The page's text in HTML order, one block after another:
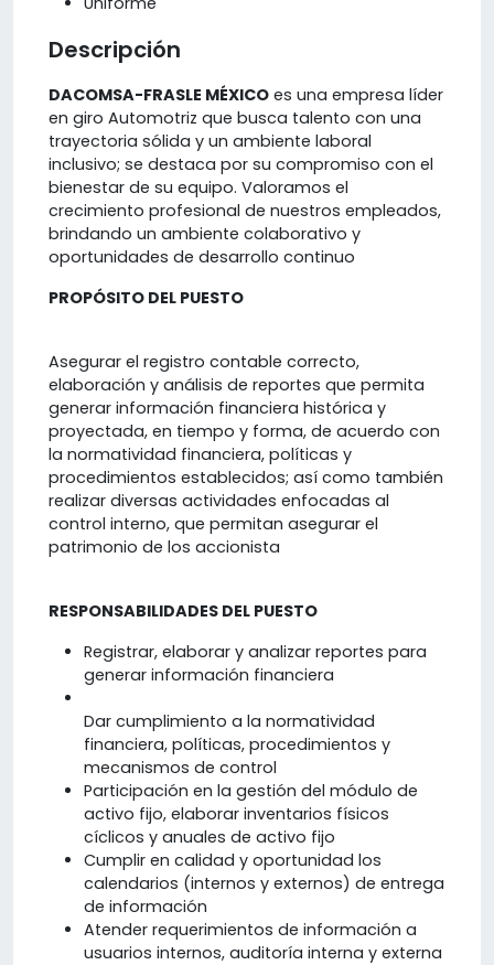
Descripción
DACOMSA-FRASLE MÉXICO es una empresa líder
en giro Automotriz que busca talento con una
trayectoria sólida y un ambiente laboral
inclusivo; se destaca por su compromiso con el
bienestar de su equipo. Valoramos el
crecimiento profesional de nuestros empleados,
brindando un ambiente colaborativo y
oportunidades de desarrollo continuo
PROPÓSITO DEL PUESTO
Asegurar el registro contable correcto,
elaboración y análisis de reportes que permita
generar información financiera histórica y
proyectada, en tiempo y forma, de acuerdo con
la normatividad financiera, políticas y
procedimientos establecidos; así como también
realizar diversas actividades enfocadas al
control interno, que permitan asegurar el
patrimonio de los accionista
RESPONSABILIDADES DEL PUESTO
Registrar, elaborar y analizar reportes para
generar información financiera
Dar cumplimiento a la normatividad
financiera, políticas, procedimientos y
mecanismos de control
Participación en la gestión del módulo de
activo fijo, elaborar inventarios físicos
cíclicos y anuales de activo fijo
Cumplir en calidad y oportunidad los
calendarios (internos y externos) de entrega
de información
Atender requerimientos de información a
usuarios internos, auditoría interna y externa